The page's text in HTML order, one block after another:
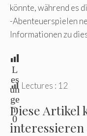
könnte, während es
-Abenteuerspielen
Informationen zu
L
es
un
ge
n:
0
Lectures : 12
Diese Artikel
interessieren